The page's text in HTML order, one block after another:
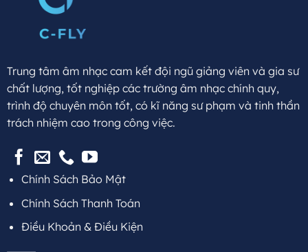
Trung tâm âm nhạc cam kết đội ngũ giảng viên và gia sư
chất lượng, tốt nghiệp các trường âm nhạc chính quy,
trình độ chuyên môn tốt, có kĩ năng sư phạm và tinh thần
trách nhiệm cao trong công việc.
Chính Sách Bảo Mật
Chính Sách Thanh Toán
Điều Khoản & Điều Kiện